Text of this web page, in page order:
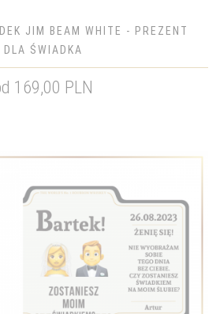
JIM BEAM WHITE - PREZENT
DLA ŚWIADKA
169,00 PLN